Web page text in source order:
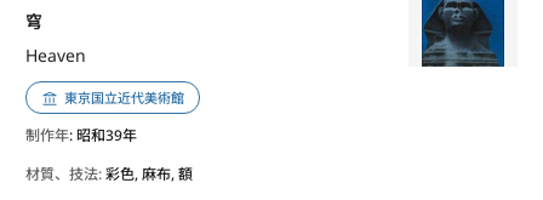
穹
Heaven
東京国立近代美術館
制作年: 昭和39年
材質、技法:彩色, 麻布, 額